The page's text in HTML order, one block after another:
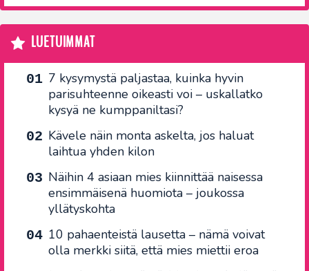
LUETUIMMAT
7 kysymystä paljastaa, kuinka hyvin
parisuhteenne oikeasti voi – uskallatko
kysyä ne kumppaniltasi?
Kävele näin monta askelta, jos haluat
laihtua yhden kilon
Näihin 4 asiaan mies kiinnittää naisessa
ensimmäisenä huomiota – joukossa
yllätyskohta
10 pahaenteistä lausetta – nämä voivat
olla merkki siitä, että mies miettii eroa